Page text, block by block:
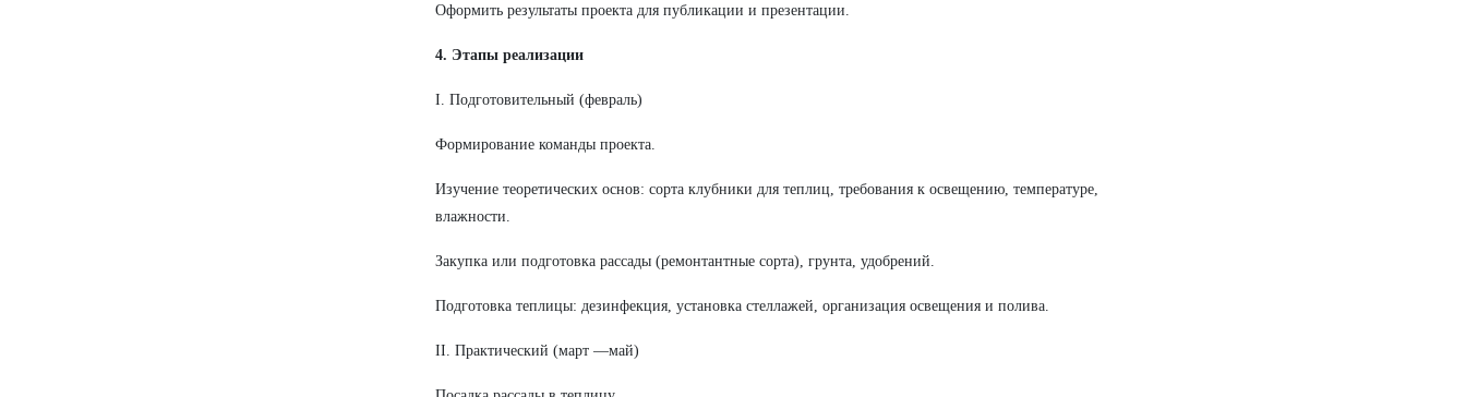
Оформить результаты проекта для публикации и презентации.
4. Этапы реализации
I. Подготовительный (февраль)
Формирование команды проекта.
Изучение теоретических основ: сорта клубники для теплиц, требования к освещению, температуре,
влажности.
Закупка или подготовка рассады (ремонтантные сорта), грунта, удобрений.
Подготовка теплицы: дезинфекция, установка стеллажей, организация освещения и полива.
II. Практический (март —май)